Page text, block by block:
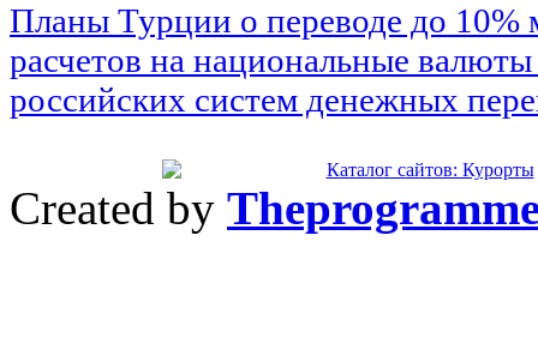
Планы Турции о переводе до 10%
расчетов на национальные
российских систем денежных
Created by